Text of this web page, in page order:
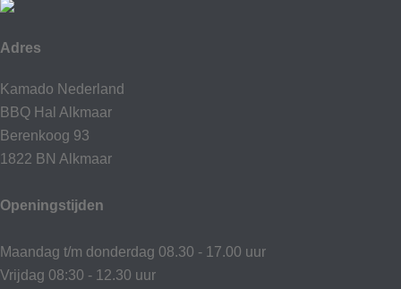
Adres
Kamado Nederland
BBQ Hal Alkmaar
Berenkoog 93
1822 BN Alkmaar
Openingstijden
Maandag t/m donderdag 08.30 - 17.00 uur
Vrijdag 08:30 - 12.30 uur